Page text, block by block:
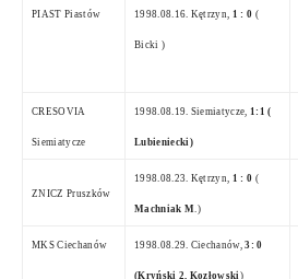
PIAST Piastów 1998.08.16. Kętrzyn, 1 : 0 (
Bicki )
CRESOVIA
Siemiatycze
1998.08.19. Siemiatycze, 1:1 (
Lubieniecki)
ZNICZ Pruszków
1998.08.23. Kętrzyn, 1 : 0 (
Machniak M .)
MKS Ciechanów 1998.08.29. Ciechanów,3: 0
(Kryński 2, Kozłowski )